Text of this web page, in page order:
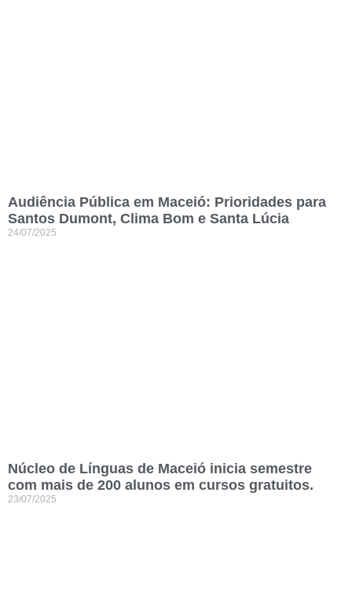
Audiência Pública em Maceió: Prioridades para
Santos Dumont, Clima Bom e Santa Lúcia
24/07/2025
Núcleo de Línguas de Maceió inicia semestre
com mais de 200 alunos em cursos gratuitos.
23/07/2025